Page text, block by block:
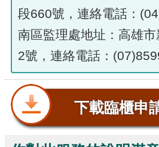
段660號，連絡電話：
南區監理處地址：高雄
2號，連絡電話：
下載臨櫃申